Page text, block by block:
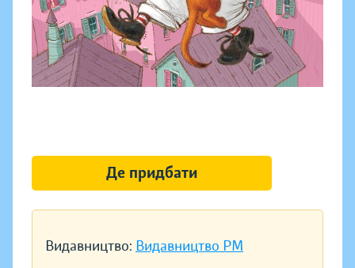
Видавництво: Видавництво РМ
Де придбати